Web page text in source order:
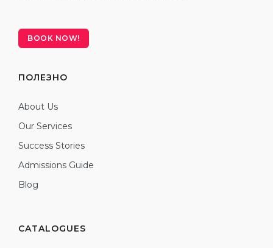
BOOK NOW!
ПОЛЕЗНО
About Us
Our Services
Success Stories
Admissions Guide
Blog
CATALOGUES